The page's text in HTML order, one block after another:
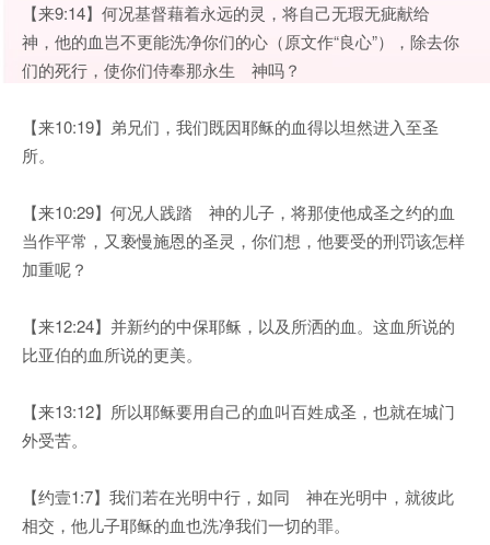
【来9:14】何况基督藉着永远的灵，将自己无瑕无疵献给
神，他的血岂不更能洗净你们的心（原文作“良心”），除去你
们的死行，使你们侍奉那永生 神吗？
【来10:19】弟兄们，我们既因耶稣的血得以坦然进入至圣
所。
【来10:29】何况人践踏 神的儿子，将那使他成圣之约的血
当作平常，又亵慢施恩的圣灵，你们想，他要受的刑罚该怎样
加重呢？
【来12:24】并新约的中保耶稣，以及所洒的血。这血所说的
比亚伯的血所说的更美。
【来13:12】所以耶稣要用自己的血叫百姓成圣，也就在城门
外受苦。
【约壹1:7】我们若在光明中行，如同 神在光明中，就彼此
相交，他儿子耶稣的血也洗净我们一切的罪。